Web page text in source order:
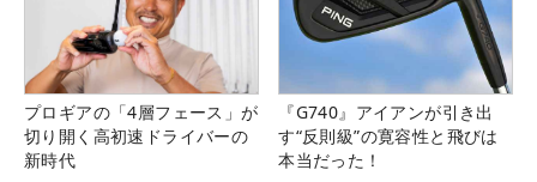
プロギアの「4層フェース」が
切り開く高初速ドライバーの
新時代
『G740』アイアンが引き出
す“反則級”の寛容性と飛びは
本当だった！